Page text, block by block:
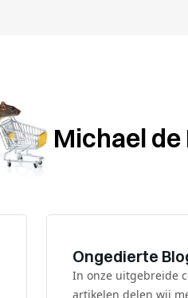
Michael
Ongedierte
In onze uitgebreide
artikelen delen wij